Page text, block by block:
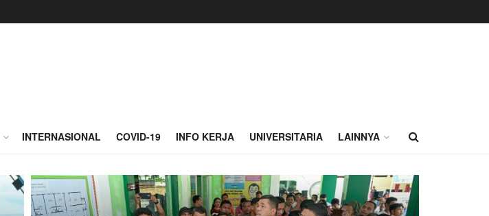
INTERNASIONAL COVID-19 INFO KERJA UNIVERSITARIA LAINNYA